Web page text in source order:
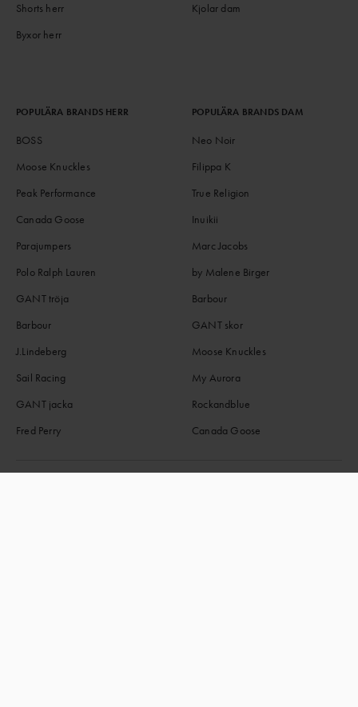
Shorts herr
Byxor herr
Kjolar dam
POPULÄRA BRANDS HERR
BOSS
Moose Knuckles
Peak Performance
Canada Goose
Parajumpers
Polo Ralph Lauren
GANT tröja
Barbour
J.Lindeberg
Sail Racing
GANT jacka
Fred Perry
POPULÄRA BRANDS DAM
Neo Noir
Filippa K
True Religion
Inuikii
Marc Jacobs
by Malene Birger
Barbour
GANT skor
Moose Knuckles
My Aurora
Rockandblue
Canada Goose